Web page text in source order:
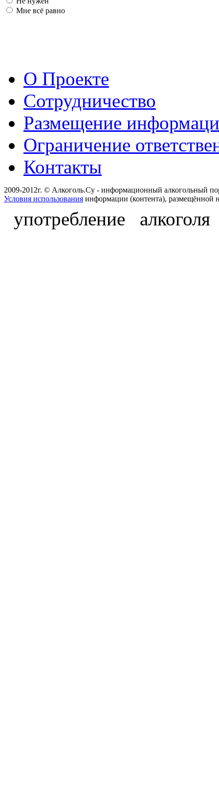
Мне всё равно
О Проекте
Сотрудничество
Размещение
Ограничение
Контакты
2009-2012г. © Алкоголь.Су - информационный алкогольный
Условия использования информации (контента), размещённой
употребление